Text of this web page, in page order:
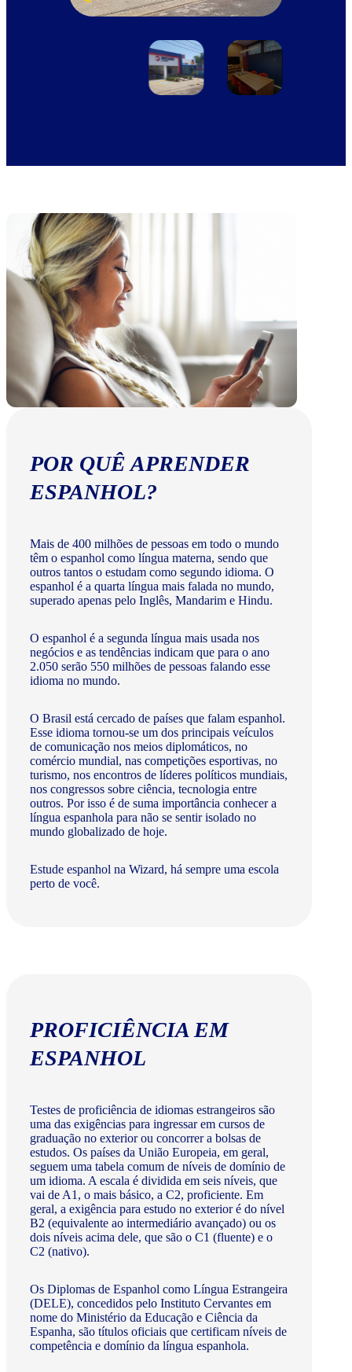
POR QUÊ APRENDER
ESPANHOL?
Mais de 400 milhões de pessoas em todo o mundo
têm o espanhol como língua materna, sendo que
outros tantos o estudam como segundo idioma. O
espanhol é a quarta língua mais falada no mundo,
superado apenas pelo Inglês, Mandarim e Hindu.
O espanhol é a segunda língua mais usada nos
negócios e as tendências indicam que para o ano
2.050 serão 550 milhões de pessoas falando esse
idioma no mundo.
O Brasil está cercado de países que falam espanhol.
Esse idioma tornou-se um dos principais veículos
de comunicação nos meios diplomáticos, no
comércio mundial, nas competições esportivas, no
turismo, nos encontros de líderes políticos mundiais,
nos congressos sobre ciência, tecnologia entre
outros. Por isso é de suma importância conhecer a
língua espanhola para não se sentir isolado no
mundo globalizado de hoje.
Estude espanhol na Wizard, há sempre uma escola
perto de você.
PROFICIÊNCIA EM
ESPANHOL
Testes de proficiência de idiomas estrangeiros são
uma das exigências para ingressar em cursos de
graduação no exterior ou concorrer a bolsas de
estudos. Os países da União Europeia, em geral,
seguem uma tabela comum de níveis de domínio de
um idioma. A escala é dividida em seis níveis, que
vai de A1, o mais básico, a C2, proficiente. Em
geral, a exigência para estudo no exterior é do nível
B2 (equivalente ao intermediário avançado) ou os
dois níveis acima dele, que são o C1 (fluente) e o
C2 (nativo).
Os Diplomas de Espanhol como Língua Estrangeira
(DELE), concedidos pelo Instituto Cervantes em
nome do Ministério da Educação e Ciência da
Espanha, são títulos oficiais que certificam níveis de
competência e domínio da língua espanhola.